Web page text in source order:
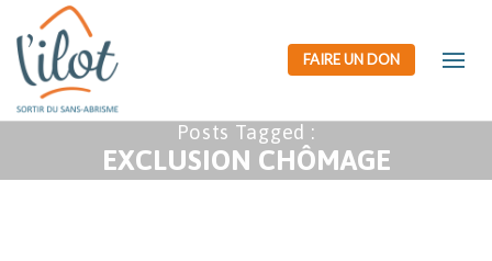
Posts Tagged :
EXCLUSION CHÔMAGE
FAIRE UN DON